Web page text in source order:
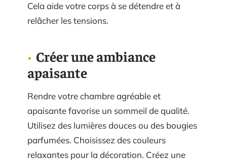
Cela aide votre corps à se détendre et à
relâcher les tensions.
Créer une ambiance
apaisante
Rendre votre chambre agréable et
apaisante favorise un sommeil de qualité.
Utilisez des lumières douces ou des bougies
parfumées. Choisissez des couleurs
relaxantes pour la décoration. Créez une